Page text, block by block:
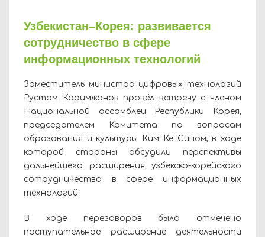
Узбекистан–Корея: развивается
сотрудничество в сфере
информационных технологий
Заместитель министра цифровых технологий
Рустам Каримжонов провёл встречу с членом
Национальной ассамблеи Республики Корея,
председателем Комитета по вопросам
образования и культуры Ким Кё Сином, в ходе
которой стороны обсудили перспективы
дальнейшего расширения узбекско-корейского
сотрудничества в сфере информационных
технологий.
В ходе переговоров было отмечено
поступательное расширение деятельности